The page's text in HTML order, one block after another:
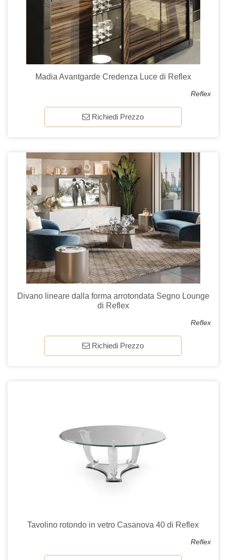
Madia Avantgarde Credenza Luce di Reflex
Reflex
Richiedi Prezzo
Divano lineare dalla forma arrotondata Segno Lounge
di Reflex
Reflex
Richiedi Prezzo
Tavolino rotondo in vetro Casanova 40 di Reflex
Reflex